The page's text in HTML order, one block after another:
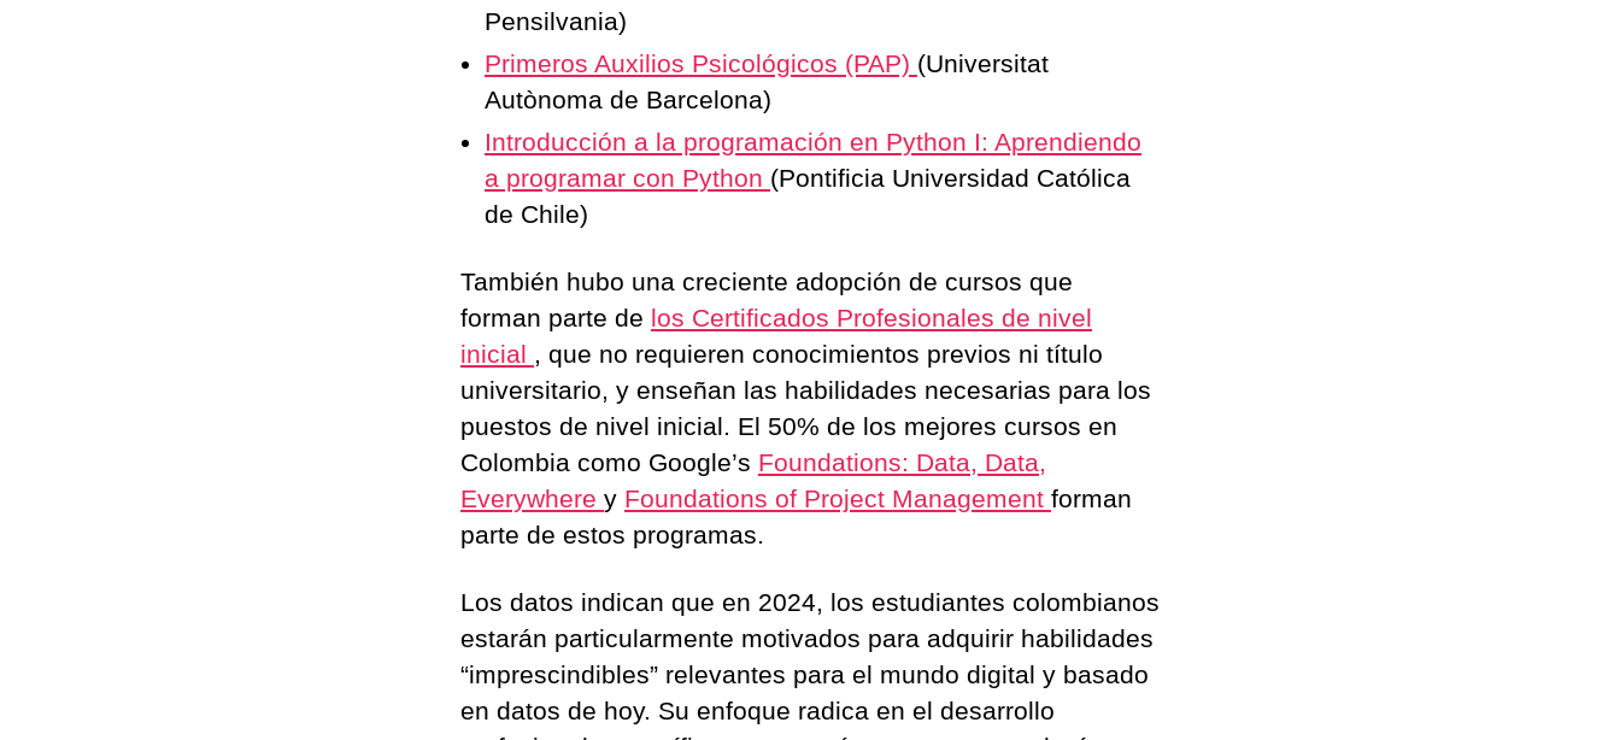
Pensilvania)
Primeros Auxilios Psicológicos (PAP) (Universitat
Autònoma de Barcelona)
Introducción a la programación en Python I: Aprendiendo
a programar con Python (Pontificia Universidad Católica
de Chile)
También hubo una creciente adopción de cursos que
forman parte de los Certificados Profesionales de nivel
inicial , que no requieren conocimientos previos ni título
universitario, y enseñan las habilidades necesarias para los
puestos de nivel inicial. El 50% de los mejores cursos en
Colombia como Google’s Foundations: Data, Data,
Everywhere y Foundations of Project Management forman
parte de estos programas.
Los datos indican que en 2024, los estudiantes colombianos
estarán particularmente motivados para adquirir habilidades
“imprescindibles” relevantes para el mundo digital y basado
en datos de hoy. Su enfoque radica en el desarrollo